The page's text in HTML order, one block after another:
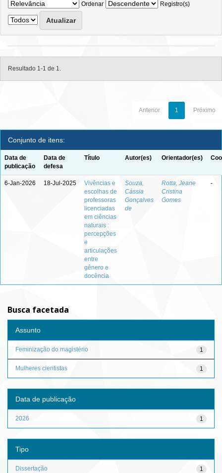
Ordenar
Registro(s)
Resultado 1-1 de 1.
Anterior 1 Próximo
Conjunto de itens:
Data de
publicação
Data de
defesa
Título Autor(es) Orientador(es)
6-Jan-2026 18-Jul-2025
Vivências e
escolhas de
professoras
licenciadas
em ciências
naturais :
percepções
e
articulações
entre
gênero e
docência
Souza,
Cássia
Gonçalves
de
Rotta, Jeane
Cristina
Gomes
-
Busca facetada
Assunto
1
Feminização do magistério
1
Mulheres cientistas
Data de publicação
1
2026
Tipo
1
Dissertação